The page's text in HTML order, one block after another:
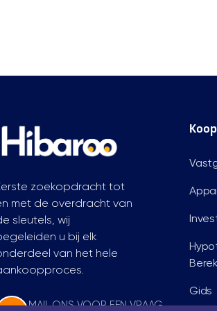
zoekopdracht tot
met de overdracht van
sleutels, wij
u bij elk
van het hele
MAIL ONS VOOR EEN VRAAG
Gids